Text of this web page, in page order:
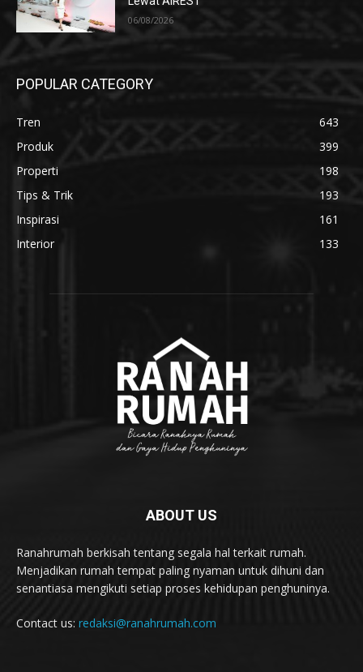
06/08/2026
POPULAR CATEGORY
Tren
643
Produk
399
Properti
198
Tips & Trik
193
Inspirasi
161
Interior
133
ABOUT US
Ranahrumah berkisah tentang segala hal terkait rumah.
Menjadikan rumah tempat paling nyaman untuk dihuni dan
senantiasa mengikuti setiap proses kehidupan penghuninya.
Contact us: redaksi@ranahrumah.com